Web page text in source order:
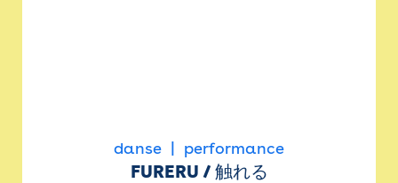
danse performance
FURERU / 触れる